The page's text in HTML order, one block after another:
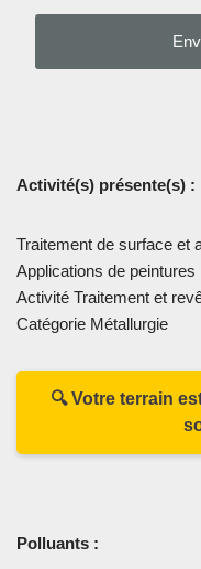
Activité(s) présente(s) :
Traitement de surface et
Applications de
Activité Traitement et
Catégorie Métallurgie
🔍 Votre terrain
Polluants :